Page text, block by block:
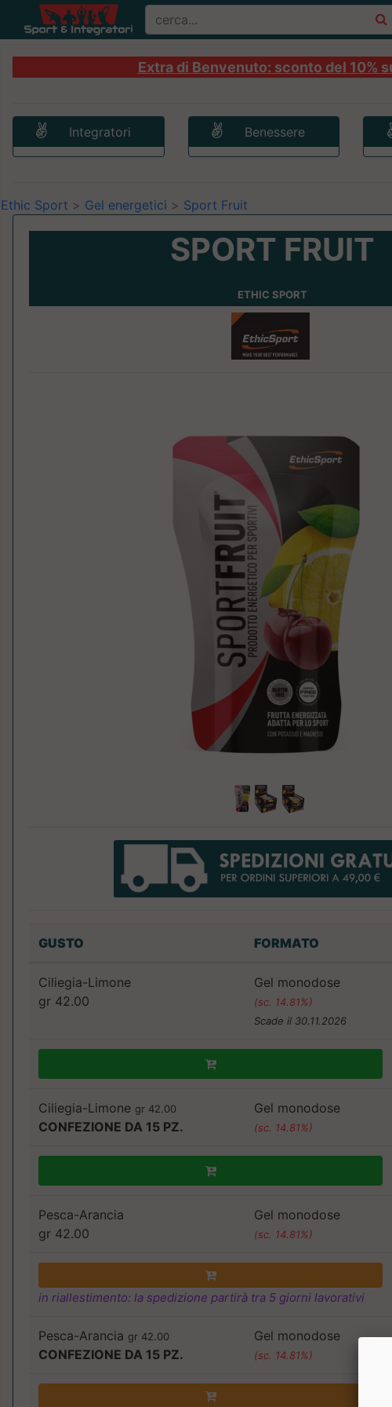
Extra di Benvenuto: sconto del 10%
Integratori Benessere
Ethic Sport > Gel energetici > Sport Fruit
SPORT FRUIT
ETHIC SPORT
GUSTO FORMATO
Ciliegia-Limone
gr 42.00
Gel monodose
(sc. 14.81%)
Scade il 30.11.2026
Ciliegia-Limone gr 42.00
CONFEZIONE DA 15 PZ.
Gel monodose
(sc. 14.81%)
Pesca-Arancia
gr 42.00
Gel monodose
(sc. 14.81%)
in riallestimento: la spedizione partirà tra 5 giorni lavorativi
Pesca-Arancia gr 42.00
CONFEZIONE DA 15 PZ.
Gel monodose
(sc. 14.81%)